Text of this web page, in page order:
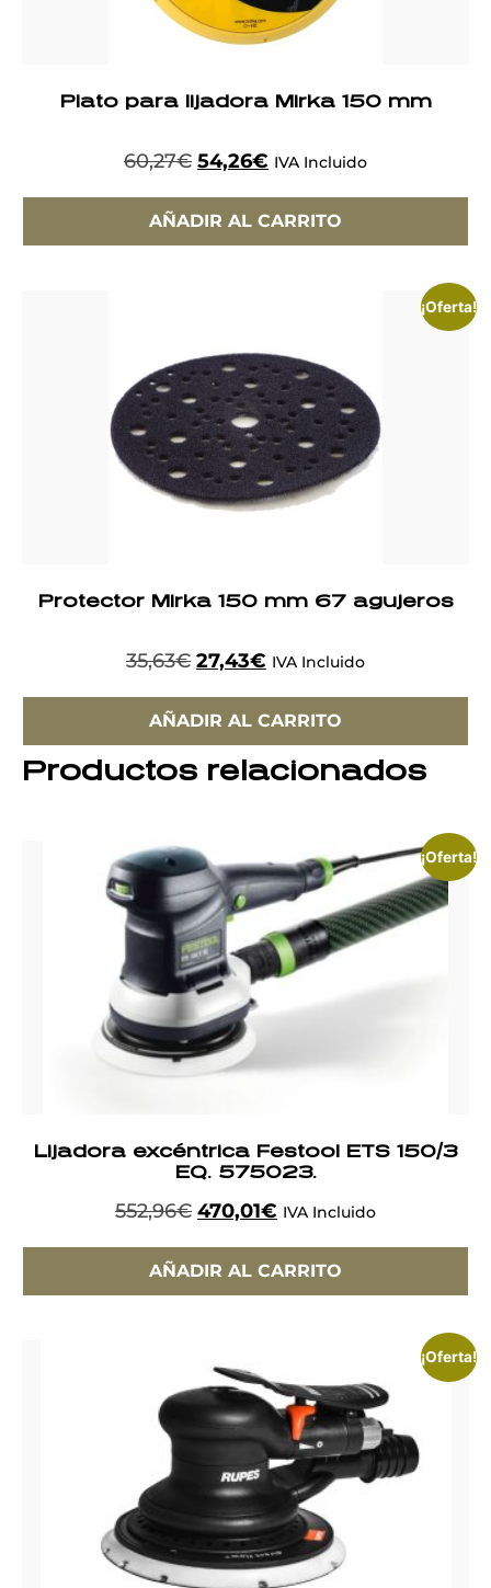
Plato para lijadora Mirka 150 mm
60,27€ 54,26€ IVA Incluido
AÑADIR AL CARRITO
¡Oferta!
Protector Mirka 150 mm 67 agujeros
35,63€ 27,43€ IVA Incluido
AÑADIR AL CARRITO
Productos relacionados
¡Oferta!
Lijadora excéntrica Festool ETS 150/3
EQ. 575023.
552,96€ 470,01€ IVA Incluido
AÑADIR AL CARRITO
¡Oferta!